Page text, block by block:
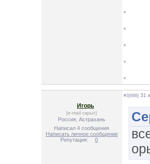
Игорь
[e-mail скрыт]
Россия, Астрахань
Написал 4 сообщения
Написать личное сообщение
Репутация:
0
#3[688] 31